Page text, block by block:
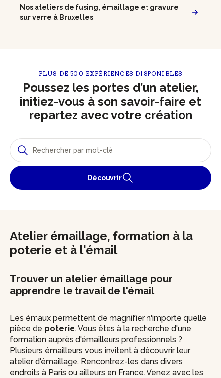
Nos ateliers de fusing, émaillage et gravure
sur verre à Bruxelles
PLUS DE 500 EXPÉRIENCES DISPONIBLES
Poussez les portes d’un atelier,
initiez-vous à son savoir-faire et
repartez avec votre création
Découvrir
Atelier émaillage, formation à la
poterie et à l'émail
Trouver un atelier émaillage pour
apprendre le travail de l'émail
Les émaux permettent de magnifier n'importe quelle
pièce de poterie. Vous êtes à la recherche d'une
formation auprès d'émailleurs professionnels ?
Plusieurs émailleurs vous invitent à découvrir leur
atelier d'émaillage. Rencontrez-les dans divers
endroits à Paris ou ailleurs en France. Venez avec les